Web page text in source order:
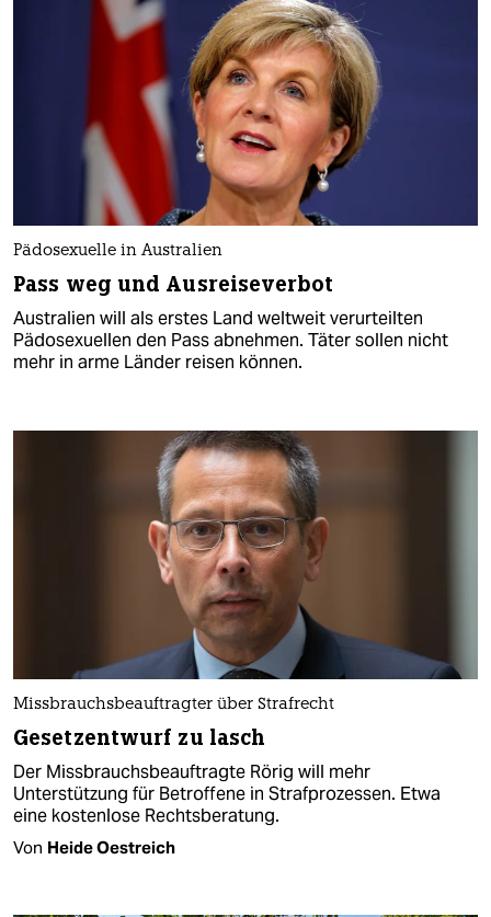
Pädosexuelle in Australien
Pass weg und Ausreiseverbot
Australien will als erstes Land weltweit verurteilten
Pädosexuellen den Pass abnehmen. Täter sollen nicht
mehr in arme Länder reisen können.
Missbrauchsbeauftragter über Strafrecht
Gesetzentwurf zu lasch
Der Missbrauchsbeauftragte Rörig will mehr
Unterstützung für Betroffene in Strafprozessen. Etwa
eine kostenlose Rechtsberatung.
Von Heide Oestreich